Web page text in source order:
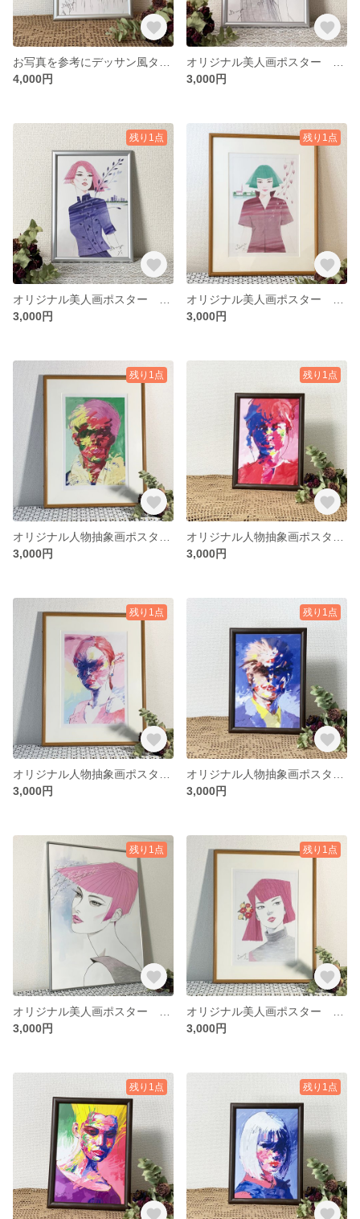
4,000円
3,000円
残り1点
3,000円
残り1点
3,000円
残り1点
3,000円
残り1点
3,000円
残り1点
3,000円
残り1点
3,000円
残り1点
3,000円
残り1点
3,000円
残り1点 残り1点